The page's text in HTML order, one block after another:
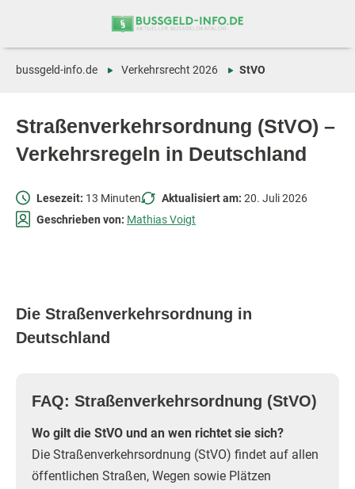
Straßenverkehrsordnung (StVO) –
Verkehrsregeln in Deutschland
bussgeld-info.de Verkehrsrecht 2026 StVO
Lesezeit: 13 Minuten Aktualisiert am: 20. Juli 2026
Geschrieben von: Mathias Voigt
Die Straßenverkehrsordnung in
Deutschland
FAQ: Straßenverkehrsordnung (StVO)
Wo gilt die StVO und an wen richtet sie sich?
Die Straßenverkehrsordnung (StVO) findet auf allen
öffentlichen Straßen, Wegen sowie Plätzen